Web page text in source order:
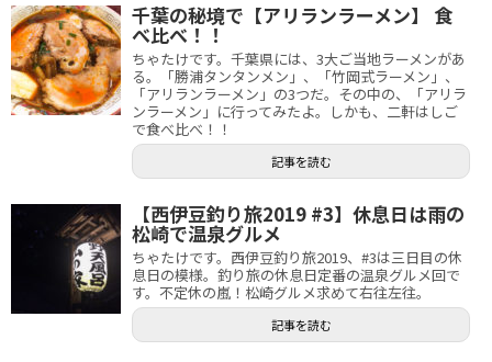
千葉の秘境で【アリランラーメン】 食
べ比べ！！
ちゃたけです。千葉県には、3大ご当地ラーメンがあ
る。「勝浦タンタンメン」、「竹岡式ラーメン」、
「アリランラーメン」の3つだ。その中の、「アリラ
ンラーメン」に行ってみたよ。しかも、二軒はしご
で食べ比べ！！
記事を読む
【西伊豆釣り旅2019 #3】休息日は雨の
松崎で温泉グルメ
ちゃたけです。西伊豆釣り旅2019、#3は三日目の休
息日の模様。釣り旅の休息日定番の温泉グルメ回で
す。不定休の嵐！松崎グルメ求めて右往左往。
記事を読む